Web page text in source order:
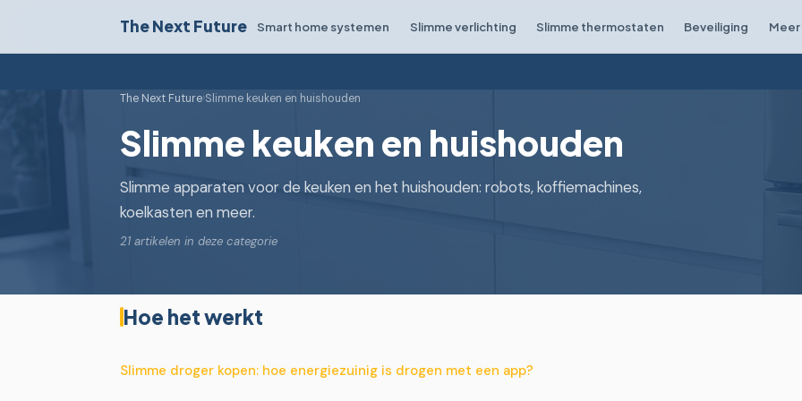
The Next Future Smart home systemen Slimme verlichting Slimme thermostaten Beveiliging Meer
The Next Future›Slimme keuken en huishouden
Slimme keuken en huishouden
Slimme apparaten voor de keuken en het huishouden: robots, koffiemachines,
koelkasten en meer.
21 artikelen in deze categorie
Hoe het werkt
Slimme droger kopen: hoe energiezuinig is drogen met een app?